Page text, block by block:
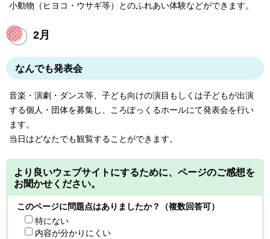
小動物（ヒヨコ・ウサギ等）とのふれあい体験などができます。
2月
なんでも発表会
音楽・演劇・ダンス等、子ども向けの演目もしくは子どもが出演
する個人・団体を募集し、ころぽっくるホールにて発表会を行い
ます。
当日はどなたでも観覧することができます。
より良いウェブサイトにするために、ページのご感想を
お聞かせください。
このページに問題点はありましたか？（複数回答可）
特にない
内容が分かりにくい